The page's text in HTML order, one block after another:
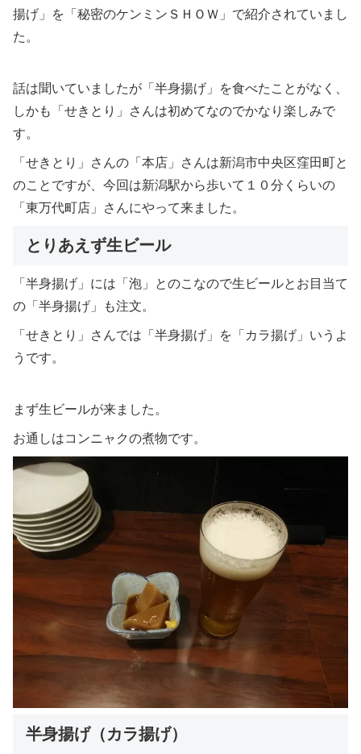
揚げ」を「秘密のケンミンＳＨＯＷ」で紹介されていまし
た。
話は聞いていましたが「半身揚げ」を食べたことがなく、
しかも「せきとり」さんは初めてなのでかなり楽しみで
す。
「せきとり」さんの「本店」さんは新潟市中央区窪田町と
のことですが、今回は新潟駅から歩いて１０分くらいの
「東万代町店」さんにやって来ました。
とりあえず生ビール
「半身揚げ」には「泡」とのこなので生ビールとお目当て
の「半身揚げ」も注文。
「せきとり」さんでは「半身揚げ」を「カラ揚げ」いうよ
うです。
まず生ビールが来ました。
お通しはコンニャクの煮物です。
半身揚げ（カラ揚げ）